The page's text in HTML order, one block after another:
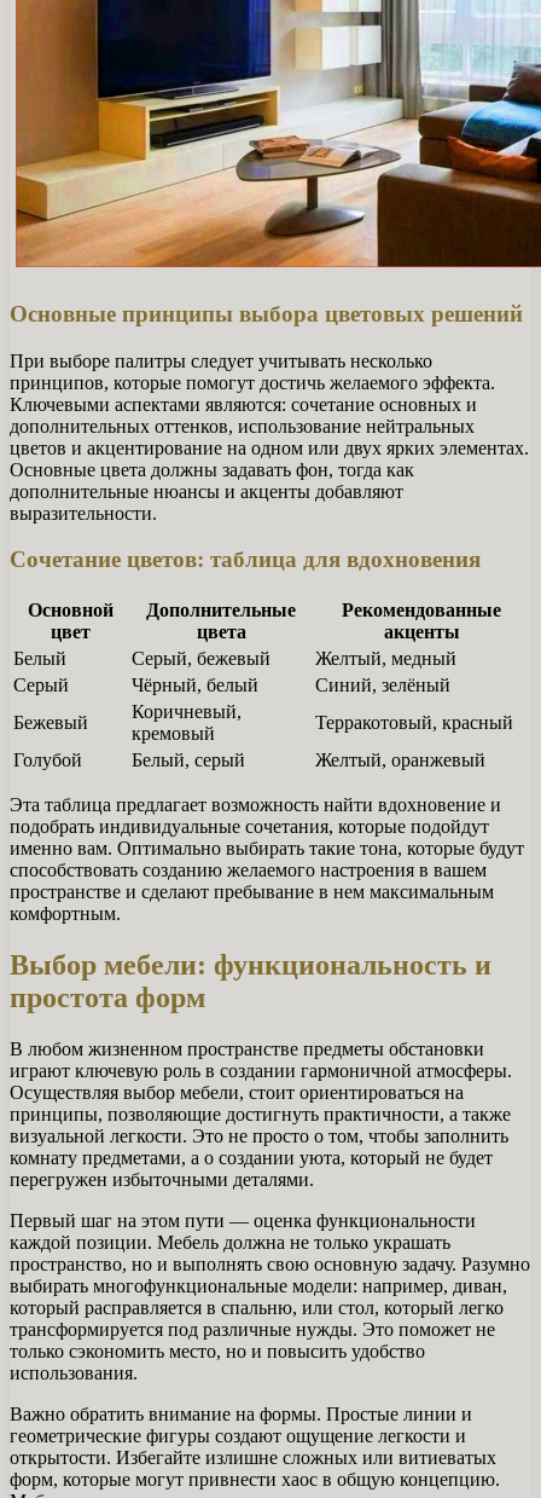
Основные принципы выбора цветовых решений
При выборе палитры следует учитывать несколько
принципов, которые помогут достичь желаемого эффекта.
Ключевыми аспектами являются: сочетание основных и
дополнительных оттенков, использование нейтральных
цветов и акцентирование на одном или двух ярких элементах.
Основные цвета должны задавать фон, тогда как
дополнительные нюансы и акценты добавляют
выразительности.
Сочетание цветов: таблица для вдохновения
Основной
цвет
Дополнительные
цвета
Рекомендованные
акценты
Белый
Серый, бежевый
Желтый, медный
Серый
Чёрный, белый
Синий, зелёный
Бежевый
Коричневый,
кремовый
Терракотовый, красный
Голубой
Белый, серый Желтый, оранжевый
Эта таблица предлагает возможность найти вдохновение и
подобрать индивидуальные сочетания, которые подойдут
именно вам. Оптимально выбирать такие тона, которые будут
способствовать созданию желаемого настроения в вашем
пространстве и сделают пребывание в нем максимальным
комфортным.
Выбор мебели: функциональность и
простота форм
В любом жизненном пространстве предметы обстановки
играют ключевую роль в создании гармоничной атмосферы.
Осуществляя выбор мебели, стоит ориентироваться на
принципы, позволяющие достигнуть практичности, а также
визуальной легкости. Это не просто о том, чтобы заполнить
комнату предметами, а о создании уюта, который не будет
перегружен избыточными деталями.
Первый шаг на этом пути — оценка функциональности
каждой позиции. Мебель должна не только украшать
пространство, но и выполнять свою основную задачу. Разумно
выбирать многофункциональные модели: например, диван,
который расправляется в спальню, или стол, который легко
трансформируется под различные нужды. Это поможет не
только сэкономить место, но и повысить удобство
использования.
Важно обратить внимание на формы. Простые линии и
геометрические фигуры создают ощущение легкости и
открытости. Избегайте излишне сложных или витиеватых
форм, которые могут привнести хаос в общую концепцию.